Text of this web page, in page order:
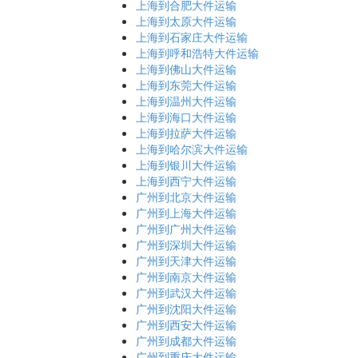
上海到合肥大件运输
上海到太原大件运输
上海到石家庄大件运输
上海到呼和浩特大件运输
上海到佛山大件运输
上海到东莞大件运输
上海到温州大件运输
上海到海口大件运输
上海到拉萨大件运输
上海到哈尔滨大件运输
上海到银川大件运输
上海到西宁大件运输
广州到北京大件运输
广州到上海大件运输
广州到广州大件运输
广州到深圳大件运输
广州到天津大件运输
广州到南京大件运输
广州到武汉大件运输
广州到沈阳大件运输
广州到西安大件运输
广州到成都大件运输